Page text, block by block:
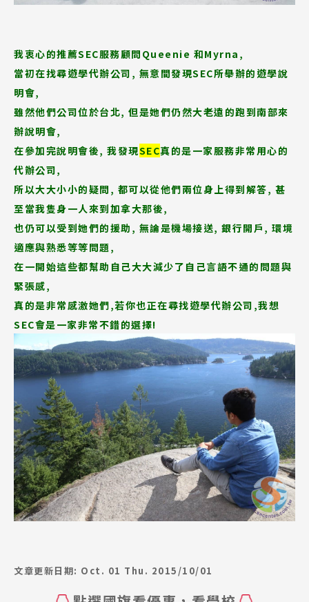
我衷心的推薦SEC服務顧問 Queenie 和Myrna ,
當初在找尋遊學代辦公司, 無意間發現SEC所舉辦的遊學說
明會,
雖然他們公司位於台北, 但是她們仍然大老遠的跑到南部來
辦說明會,
在參加完說明會後, 我發現SEC真的是一家服務非常用心的
代辦公司,
所以大大小小的疑問, 都可以從他們兩位身上得到解答, 甚
至當我隻身一人來到加拿大那後,
也仍可以受到她們的援助, 無論是機場接送, 銀行開戶, 環境
適應與熟悉等等問題,
在一開始這些都幫助自己大大減少了自己言語不通的問題與
緊張感,
真的是非常感激她們,若你也正在尋找遊學代辦公司,我想
SEC會是一家非常不錯的選擇!
文章更新日期: Oct. 01 Thu. 2015/10/01